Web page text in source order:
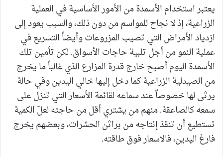
يعتبر استخدام الأسمدة من الأمور الأساسية في العملية
الزراعية، إذ لا نجاح للمواسم من دون ذلك، والسبب يعود إلى
ازدياد الأمراض التي تصيب المزروعات وأيضاً التسريع في
عملية النمو من أجل تلبية حاجات الأسواق. لكن تأمين تلك
الأسمدة اليوم أصبح خارج قدرة المزارع الذي غالباً ما يخرج
من الصيدلية الزراعية كما دخل إليها خالي اليدين وفي حالة
يرثى لها خصوصاً عند سماعه لقائمة الأسعار التي تنزل على
سمعه كالصاعقة. منهم من يشتري أقل من حاجته لعلّ الكمية
تستطيع أن تنقذ إنتاجه من براثن الحشرات، وبعضهم يخرج
فارغ اليدين، فالاسعار فوق طاقته.